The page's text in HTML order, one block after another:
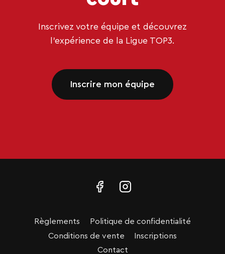
Inscrivez votre équipe et découvrez
l’expérience de la Ligue TOP3.
Inscrire mon équipe
Règlements
Politique de confidentialité
Conditions de vente
Inscriptions
Contact